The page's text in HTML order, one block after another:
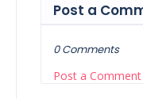
Post a
0 Comments
Post a Comment